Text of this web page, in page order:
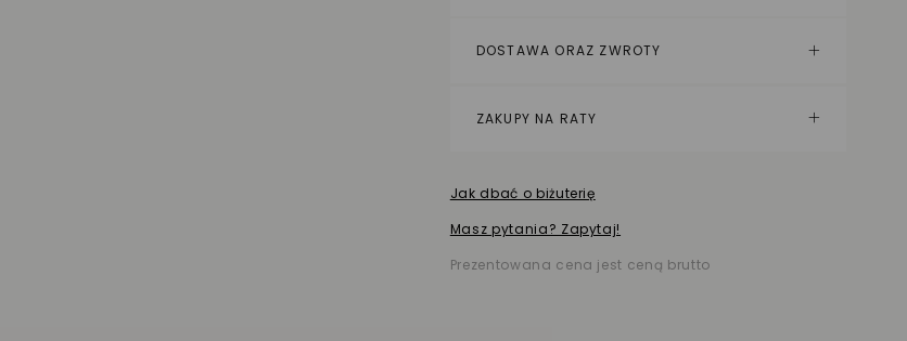
DOSTAWA ORAZ ZWROTY
ZAKUPY NA RATY
Jak dbać o biżuterię
Masz pytania? Zapytaj!
Prezentowana cena jest ceną brutto